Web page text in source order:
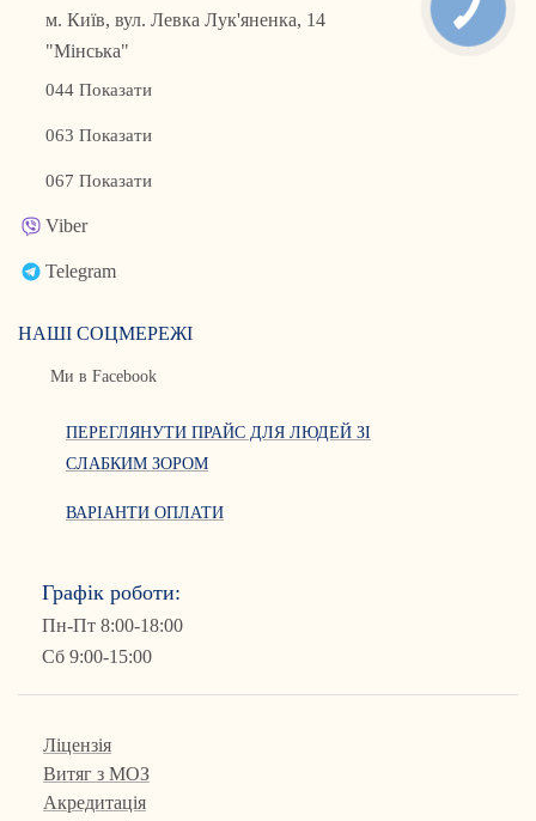
Графік роботи:
Пн-Пт 8:00-18:00
Сб 9:00-15:00
Ліцензія
Витяг з МОЗ
Акредитація
м. Київ, вул. Левка Лук'яненка, 14
"Мінська"
044 Показати
063 Показати
067 Показати
Viber
Telegram
НАШІ СОЦМЕРЕЖІ
Ми в Facebook
ПЕРЕГЛЯНУТИ ПРАЙС ДЛЯ ЛЮДЕЙ ЗІ
СЛАБКИМ ЗОРОМ
ВАРІАНТИ ОПЛАТИ